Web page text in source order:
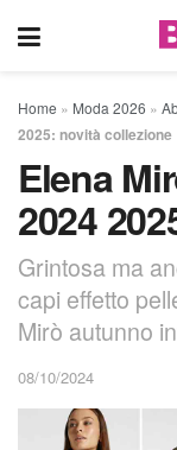
Home » Moda 2026 »
2025: novità collezione
Elena
2024
Grintosa ma
capi effetto
Mirò autunno
08/10/2024